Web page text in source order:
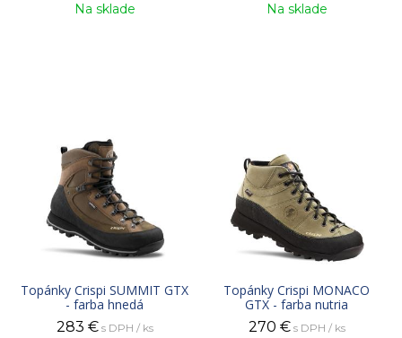
Na sklade Na sklade
Topánky Crispi SUMMIT GTX
- farba hnedá
283 € s DPH / ks
Topánky Crispi MONACO
GTX - farba nutria
270 € s DPH / ks